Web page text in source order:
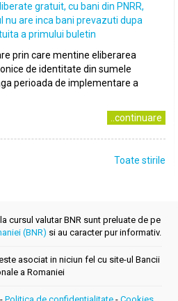
gratuit, cu bani din PNRR,
nu are inca bani prevazuti dupa
a primului buletin
prin care mentine eliberarea
de identitate din sumele
perioada de implementare a
..continuare
Toate stirile
cursul valutar BNR sunt preluate de pe
(BNR) si au caracter pur informativ.
asociat in niciun fel cu site-ul Bancii
a Romaniei